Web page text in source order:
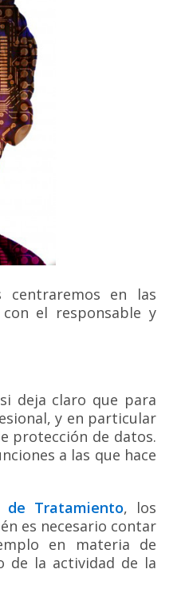
centraremos en las
el responsable y
deja claro que para
y en particular
protección de datos.
a las que hace
de Tratamiento, los
es necesario contar
en materia de
de la actividad de la